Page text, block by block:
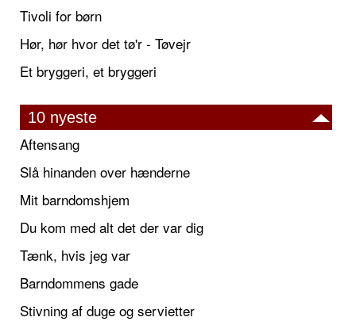
Tivoli for børn
Hør, hør hvor det tø'r - Tøvejr
Et bryggeri, et bryggeri
10 nyeste
Aftensang
Slå hinanden over hænderne
Mit barndomshjem
Du kom med alt det der var dig
Tænk, hvis jeg var
Barndommens gade
Stivning af duge og servietter